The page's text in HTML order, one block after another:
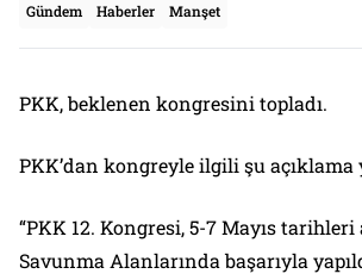
Gündem Haberler Manşet
PKK, beklenen kongresini topladı.
PKK’dan kongreyle ilgili şu açıklama
“PKK 12. Kongresi, 5-7 Mayıs
Savunma Alanlarında başarıyla